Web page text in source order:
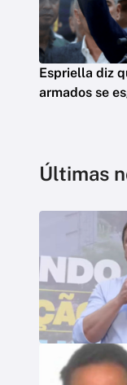
Espriella diz
armados se
Últimas